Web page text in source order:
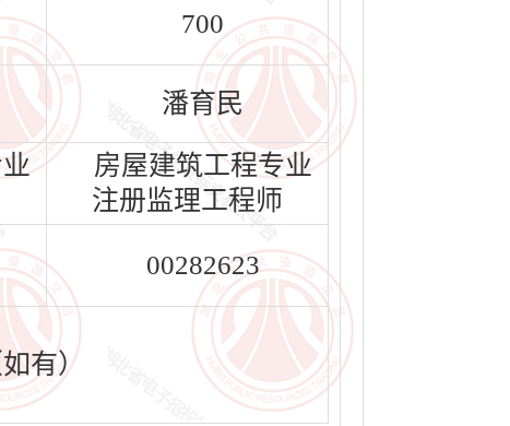
700
潘育民
房屋建筑工程专业
注册监理工程师
00282623
有）